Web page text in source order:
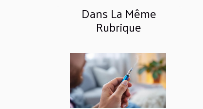
Dans La Même
Rubrique